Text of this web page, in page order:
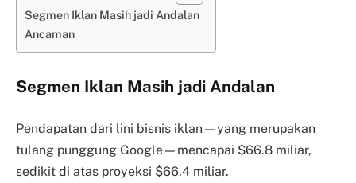
Segmen Iklan Masih jadi Andalan
Ancaman
Segmen Iklan Masih jadi Andalan
Pendapatan dari lini bisnis iklan—yang merupakan
tulang punggung Google—mencapai $66.8 miliar,
sedikit di atas proyeksi $66.4 miliar.